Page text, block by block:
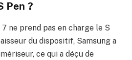
Pen ?
ne prend pas en charge le S
du dispositif, Samsung a
ce qui a déçu de